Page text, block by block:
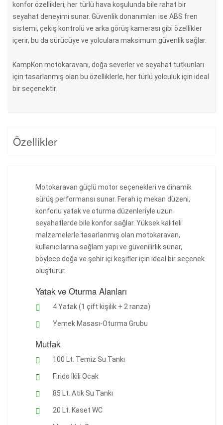
konfor özellikleri, her türlü hava koşulunda bile rahat bir
seyahat deneyimi sunar. Güvenlik donanımları ise ABS fren
sistemi, çekiş kontrolü ve arka görüş kamerası gibi özellikler
içerir, bu da sürücüye ve yolculara maksimum güvenlik sağlar.
KampKon motokaravanı, doğa severler ve seyahat tutkunları
için tasarlanmış olan bu özelliklerle, her türlü yolculuk için ideal
bir seçenektir.
Özellikler
Motokaravan güçlü motor seçenekleri ve dinamik
sürüş performansı sunar. Ferah iç mekan düzeni,
konforlu yatak ve oturma düzenleriyle uzun
seyahatlerde bile konfor sağlar. Yüksek kaliteli
malzemelerle tasarlanmış olan motokaravan,
kullanıcılarına sağlam yapı ve güvenilirlik sunar,
böylece doğa ve şehir içi keşifler için ideal bir seçenek
oluşturur.
Yatak ve Oturma Alanları
4 Yatak (1 çift kişilik + 2 ranza)
Yemek Masası-Oturma Grubu
Mutfak
100 Lt. Temiz Su Tankı
Firido İkili Ocak
85 Lt. Atık Su Tankı
20 Lt. Kaset WC